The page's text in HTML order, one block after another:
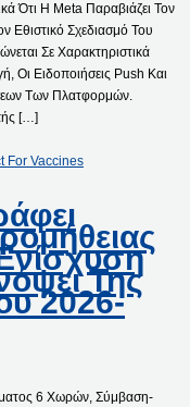
Ότι Η Meta Παραβιάζει Τον
Εθιστικό Σχεδιασμό Του
Σε Χαρακτηριστικά
Οι Ειδοποιήσεις Push Και
Των Πλατφορμών.
[…]
Της
2026-
6 Χωρών, Σύμβαση-